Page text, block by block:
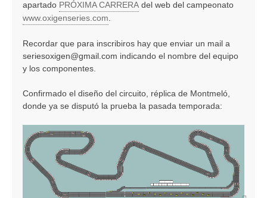
apartado PRÓXIMA CARRERA del web del campeonato
www.oxigenseries.com
Recordar que para inscribiros hay que enviar un mail a
seriesoxigen@gmail.com indicando el nombre del equipo
y los componentes.
Confirmado el diseño del circuito, réplica de Montmeló,
donde ya se disputó la prueba la pasada temporada: